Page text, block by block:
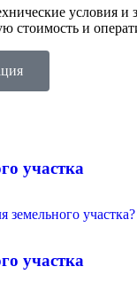
условия и
стоимость и
участка
земельного
участка